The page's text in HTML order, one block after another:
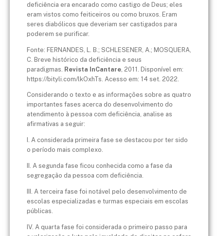
deficiência era encarado como castigo de Deus; eles
eram vistos como feiticeiros ou como bruxos. Eram
seres diabólicos que deveriam ser castigados para
poderem se purificar.
Fonte: FERNANDES, L. B.; SCHLESENER, A.; MOSQUERA,
C. Breve histórico da deficiência e seus
paradigmas. Revista InCantare , 2011. Disponível em:
https://bityli.com/lkOxhTs. Acesso em: 14 set. 2022.
Considerando o texto e as informações sobre as quatro
importantes fases acerca do desenvolvimento do
atendimento à pessoa com deficiência, analise as
afirmativas a seguir:
I. A considerada primeira fase se destacou por ter sido
o período mais complexo.
II. A segunda fase ficou conhecida como a fase da
segregação da pessoa com deficiência.
III. A terceira fase foi notável pelo desenvolvimento de
escolas especializadas e turmas especiais em escolas
públicas.
IV. A quarta fase foi considerada o primeiro passo para